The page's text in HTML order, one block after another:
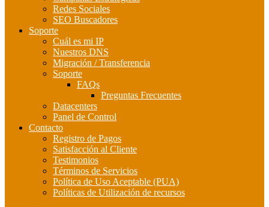
Redes Sociales
SEO Buscadores
Soporte
Cuál es mi IP
Nuestros DNS
Migración / Transferencia
Soporte
FAQs
Preguntas Frecuentes
Datacenters
Panel de Control
Contacto
Registro de Pagos
Satisfacción al Cliente
Testimonios
Términos de Servicios
Política de Uso Aceptable (PUA)
Políticas de Utilización de recursos